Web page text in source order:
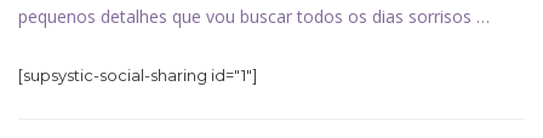
pequenos detalhes que vou buscar todos os dias sorrisos …
[supsystic-social-sharing id="1"]